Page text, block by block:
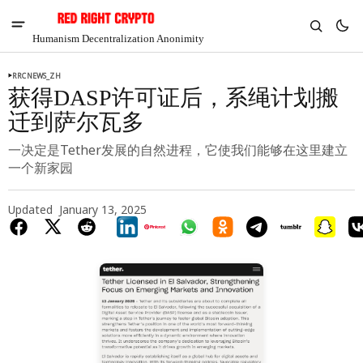
Humanism Decentralization Anonimity
-4.04%
RRCNEWS_ZH
获得DASP许可证后，系绳计划搬
迁到萨尔瓦多
一决定是Tether发展的自然进程，它使我们能够在这里建立
一个新家园
Updated January 13, 2025